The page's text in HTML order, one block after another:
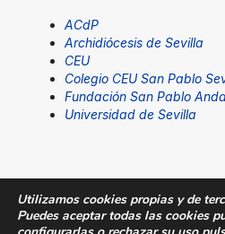
ACdP
Archidiócesis de Sevilla
CEU
Colegio CEU San Pablo
Fundación San Pablo
Universidad de Sevilla
© Fundación San Pablo
Utilizamos cookies propias y de
Puedes aceptar todas las cookies